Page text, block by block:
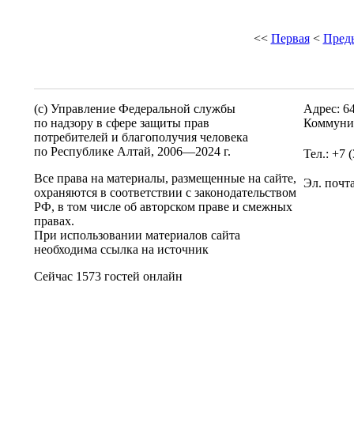
<< Первая<
(c) Управление Федеральной службы
по надзору в сфере защиты прав
потребителей и благополучия человека
по Республике Алтай, 2006—2024 г.
Все права на материалы, размещенные на сайте,
охраняются в соответствии с законодательством
РФ, в том числе об авторском праве и смежных
правах.
При использовании материалов сайта
необходима ссылка на источник
Сейчас 1573 гостей онлайн
Адрес:
Тел.: +7
Эл.